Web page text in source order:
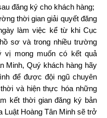
đăng ký cho khách hàng;
thời gian giải quyết đăng
làm việc kể từ khi Cục
sơ và trong nhiều trường
vị mong muốn có kết quả
Minh, Quý khách hàng hãy
để được đội ngũ chuyên
và hiện thực hóa những
kết thời gian đăng ký bản
Luật Hoàng Tân Minhsẽ trở